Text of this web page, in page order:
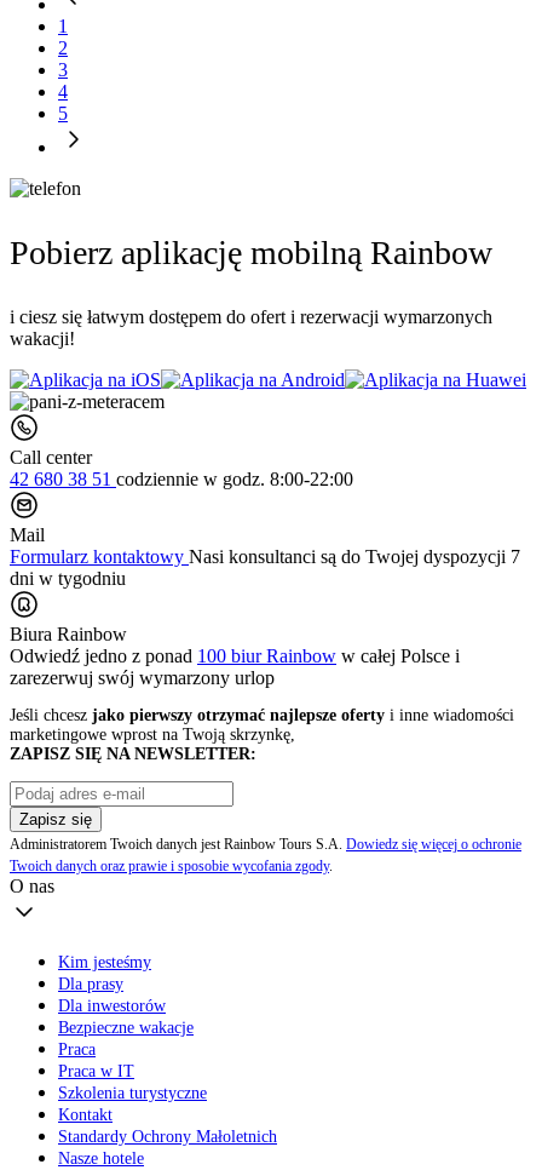
1
2
3
4
5
Pobierz aplikację mobilną Rainbow
i ciesz się łatwym dostępem do ofert i rezerwacji wymarzonych
wakacji!
Call center
42 680 38 51 codziennie w godz. 8:00-22:00
Mail
Formularz kontaktowy Nasi konsultanci są do Twojej dyspozycji 7
dni w tygodniu
Biura Rainbow
Odwiedź jedno z ponad 100 biur Rainbow w całej Polsce i
zarezerwuj swój wymarzony urlop
Jeśli chcesz jako pierwszy otrzymać najlepsze oferty i inne wiadomości
marketingowe wprost na Twoją skrzynkę,
ZAPISZ SIĘ NA NEWSLETTER:
Zapisz się
Administratorem Twoich danych jest Rainbow Tours S.A. Dowiedz się więcej o ochronie
Twoich danych oraz prawie i sposobie wycofania zgody.
O nas
Kim jesteśmy
Dla prasy
Dla inwestorów
Bezpieczne wakacje
Praca
Praca w IT
Szkolenia turystyczne
Kontakt
Standardy Ochrony Małoletnich
Nasze hotele